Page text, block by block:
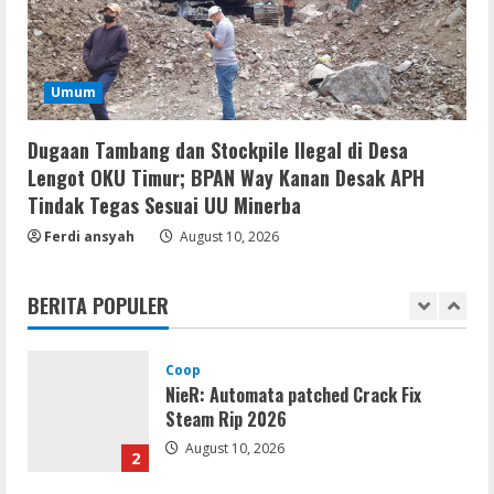
Umum
Dugaan Tambang dan Stockpile Ilegal di Desa
Lengot OKU Timur; BPAN Way Kanan Desak APH
Tindak Tegas Sesuai UU Minerba
Ferdi ansyah August 10, 2026
BERITA POPULER
5
Resettools
CuteFTP Professional Free[Activated]
Universal (x86x64)
August 10, 2026
1
Umum
Gagalkan Peredaran Sabu di Umpu
Semenguk, Satresnarkoba Polres Way
Kanan Amankan Terduga Pengedar
August 10, 2026
Coop
NieR: Automata patched Crack Fix
August 10, 2026
Umum
Hasil Tes Urine Positif Sabu, Dua